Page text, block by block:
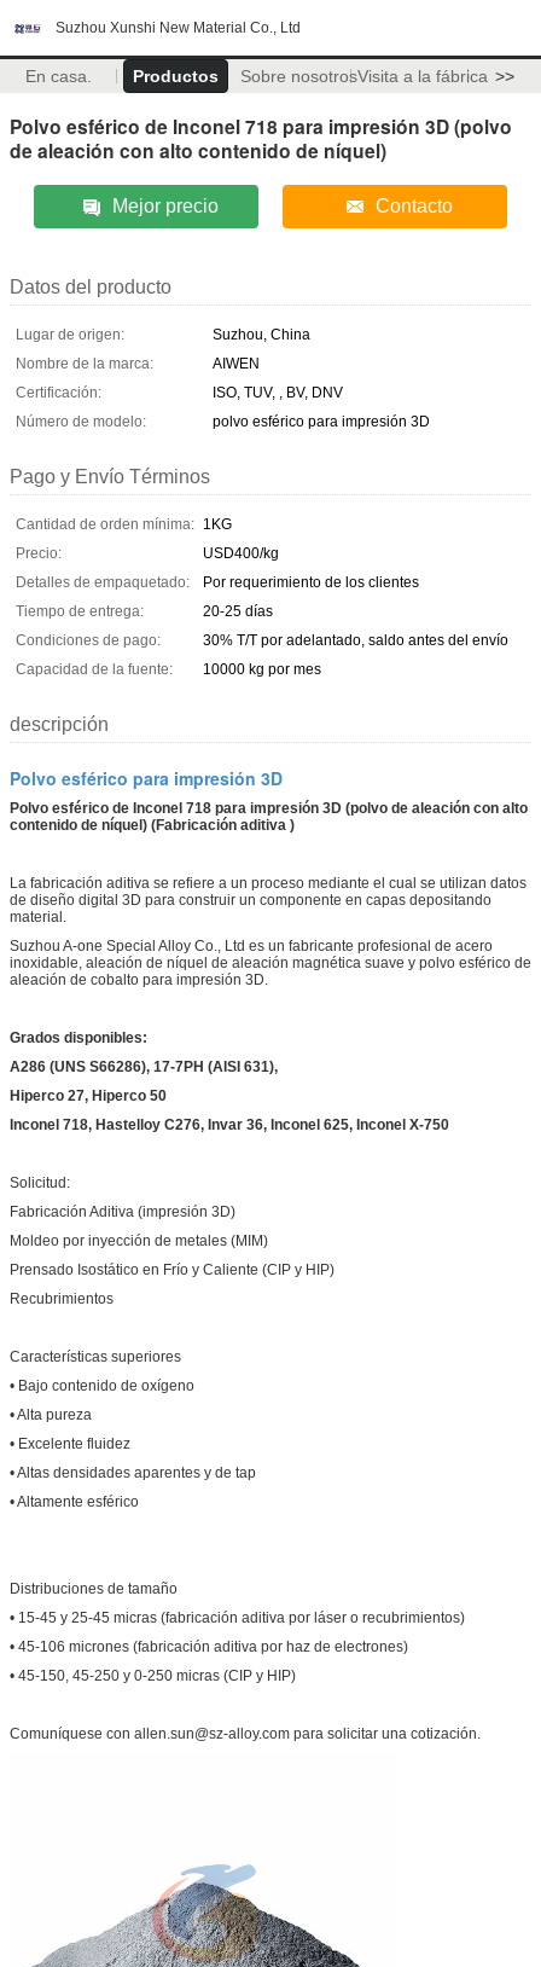
Suzhou Xunshi New Material Co., Ltd
En casa. Productos Sobre nosotrosVisita a la fábrica >>
Polvo esférico de Inconel 718 para impresión 3D (polvo
de aleación con alto contenido de níquel)
Mejor precio Contacto
Datos del producto
Lugar de origen:
Suzhou, China
Nombre de la marca:
AIWEN
Certificación:
ISO, TUV, , BV, DNV
Número de modelo:
polvo esférico para impresión 3D
Pago y Envío Términos
Cantidad de orden mínima: 1KG
Precio:
USD400/kg
Detalles de empaquetado:
Por requerimiento de los clientes
Tiempo de entrega:
20-25 días
Condiciones de pago:
30% T/T por adelantado, saldo antes del envío
Capacidad de la fuente:
10000 kg por mes
descripción
Polvo esférico para impresión 3D
Polvo esférico de Inconel 718 para impresión 3D (polvo de aleación con alto
contenido de níquel) (Fabricación aditiva )
La fabricación aditiva se refiere a un proceso mediante el cual se utilizan datos
de diseño digital 3D para construir un componente en capas depositando
material.
Suzhou A-one Special Alloy Co., Ltd es un fabricante profesional de acero
inoxidable, aleación de níquel de aleación magnética suave y polvo esférico de
aleación de cobalto para impresión 3D.
Grados disponibles:
A286 (UNS S66286), 17-7PH (AISI 631),
Hiperco 27, Hiperco 50
Inconel 718, Hastelloy C276, Invar 36, Inconel 625, Inconel X-750
Solicitud:
Fabricación Aditiva (impresión 3D)
Moldeo por inyección de metales (MIM)
Prensado Isostático en Frío y Caliente (CIP y HIP)
Recubrimientos
Características superiores
• Bajo contenido de oxígeno
• Alta pureza
• Excelente fluidez
• Altas densidades aparentes y de tap
• Altamente esférico
Distribuciones de tamaño
• 15-45 y 25-45 micras (fabricación aditiva por láser o recubrimientos)
• 45-106 micrones (fabricación aditiva por haz de electrones)
• 45-150, 45-250 y 0-250 micras (CIP y HIP)
Comuníquese con allen.sun@sz-alloy.com para solicitar una cotización.